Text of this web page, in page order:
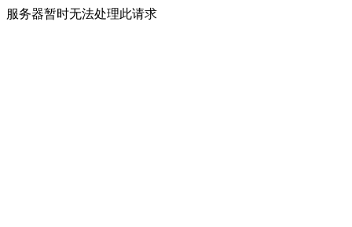
服务器暂时无法处理此请求